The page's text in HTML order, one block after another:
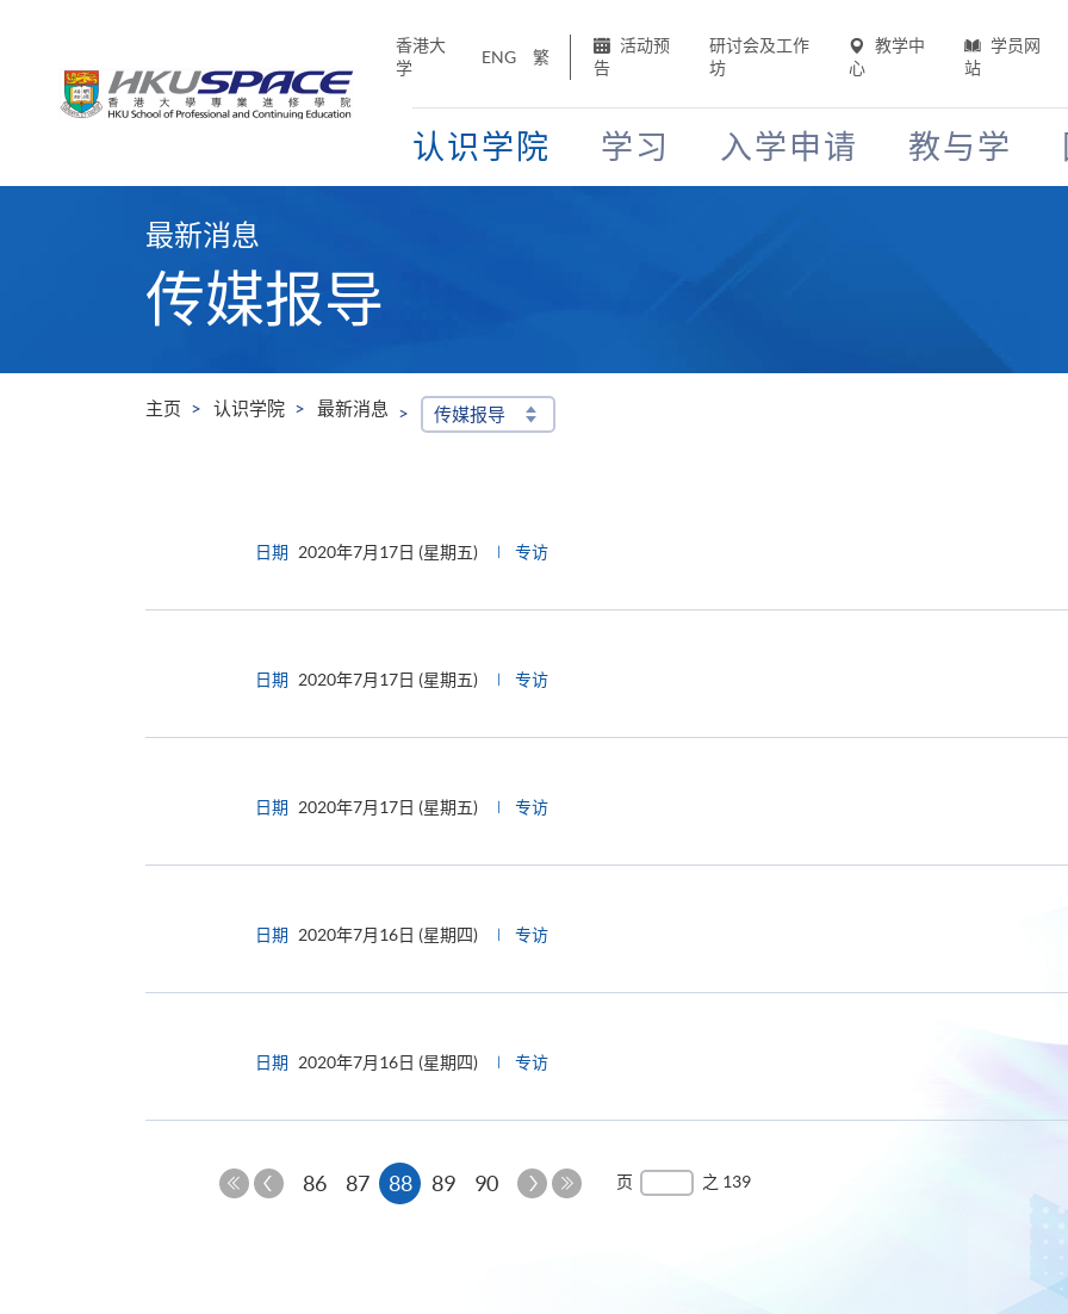
香港大
学
ENG 繁
活动预
告
研讨会及工作
坊
教学中
心
学员网
站
认识学院 学习 入学申请 教与学
最新消息
传媒报导
主页 认识学院 最新消息 传媒报导
日期 2020年7月17日 (星期五) 专访
日期 2020年7月17日 (星期五) 专访
日期 2020年7月17日 (星期五) 专访
日期 2020年7月16日 (星期四) 专访
日期 2020年7月16日 (星期四) 专访
上
86 87 88本 89 90
下
页 之 139